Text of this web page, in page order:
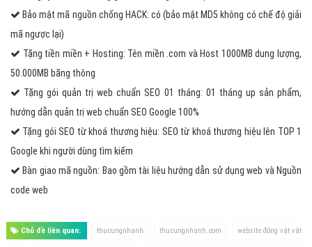
Bảo mật mã nguồn chống HACK: có (bảo mật MD5 không có chế độ giải
mã ngược lại)
Tặng tiền miền + Hosting: Tên miền .com và Host 1000MB dung lượng,
50.000MB băng thông
Tặng gói quản trị web chuẩn SEO 01 tháng: 01 tháng up sản phẩm,
hướng dẫn quản trị web chuẩn SEO Google 100%
Tặng gói SEO từ khoá thương hiệu: SEO từ khoá thương hiệu lên TOP 1
Google khi người dùng tìm kiếm
Bàn giao mã nguồn: Bao gồm tài liệu hướng dẫn sử dụng web và Nguồn
code web
Chủ đề liên quan: thucungnhanh thucungnhanh.com website động vật vật